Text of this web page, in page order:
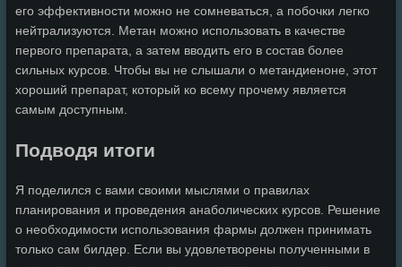
его эффективности можно не сомневаться, а побочки легко
нейтрализуются. Метан можно использовать в качестве
первого препарата, а затем вводить его в состав более
сильных курсов. Чтобы вы не слышали о метандиеноне, этот
хороший препарат, который ко всему прочему является
самым доступным.
Подводя итоги
Я поделился с вами своими мыслями о правилах
планирования и проведения анаболических курсов. Решение
о необходимости использования фармы должен принимать
только сам билдер. Если вы удовлетворены полученными в